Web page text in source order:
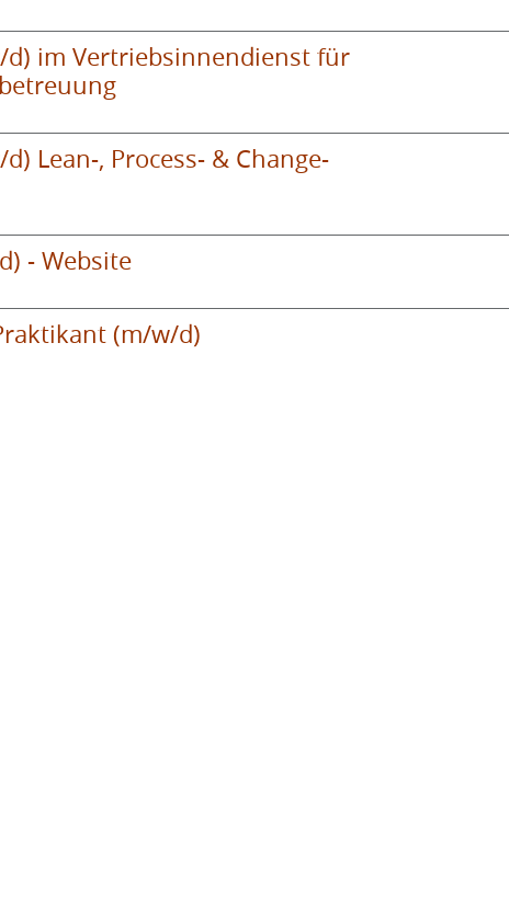
im Vertriebsinnendienst für
Lean-, Process- & Change-
- Website
(m/w/d)